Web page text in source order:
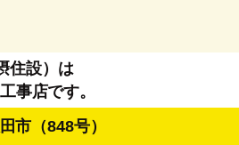
住設）は
事店です。
市（848号）